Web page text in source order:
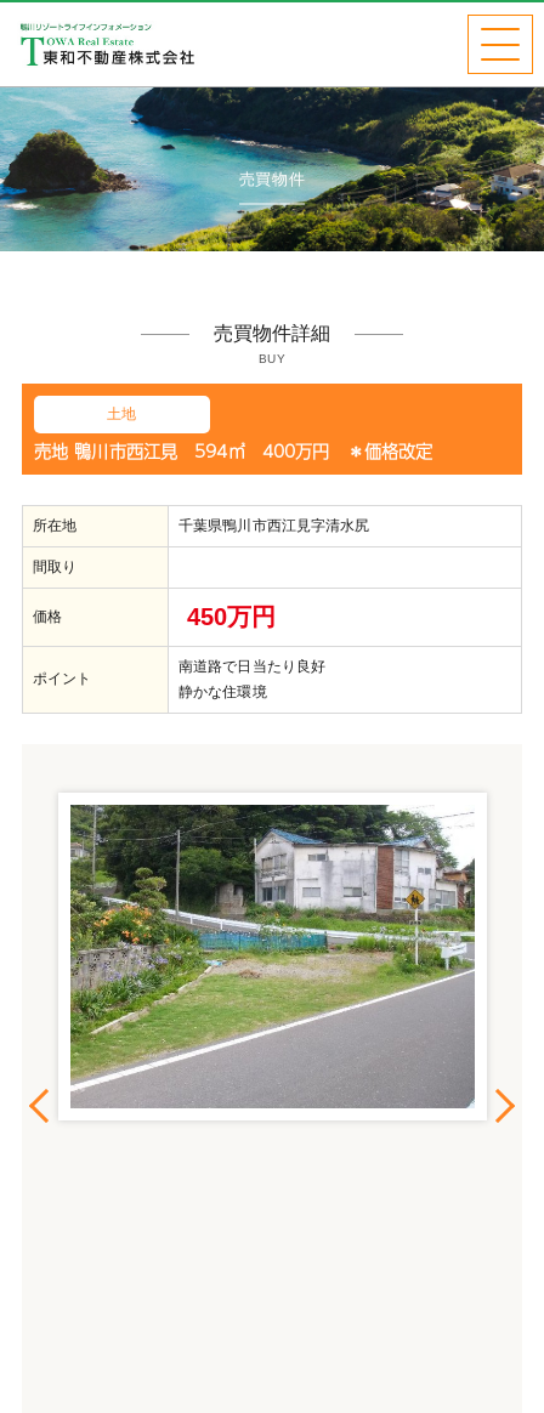
売買物件
売買物件詳細
BUY
土地
売地 鴨川市西江見 594㎡ 400万円 ＊価格改定
所在地 千葉県鴨川市西江見字清水尻
間取り
価格 450万円
ポイント
南道路で日当たり良好
静かな住環境